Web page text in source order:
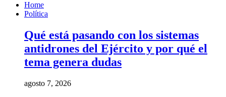
Home
Política
Qué está pasando con los sistemas
antidrones del Ejército y por qué el
tema genera dudas
agosto 7, 2026